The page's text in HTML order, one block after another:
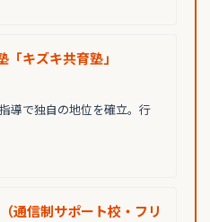
キズキ共育塾」
導で独自の地位を確立。行
通信制サポート校・フリ